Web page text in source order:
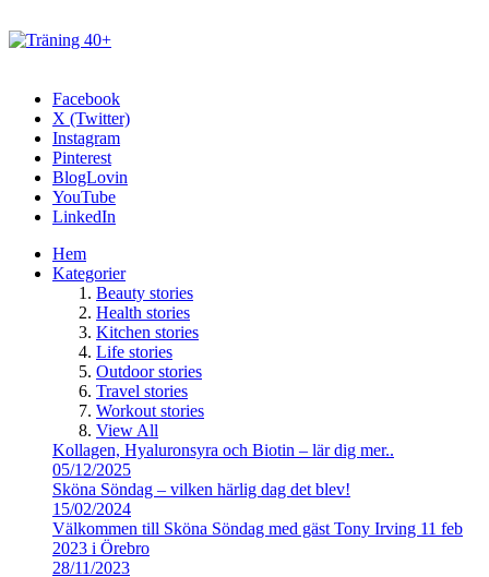
Facebook
X (Twitter)
Instagram
Pinterest
BlogLovin
YouTube
LinkedIn
Hem
Kategorier
Beauty stories
Health stories
Kitchen stories
Life stories
Outdoor stories
Travel stories
Workout stories
View All
Kollagen, Hyaluronsyra och Biotin – lär dig mer..
05/12/2025
Sköna Söndag – vilken härlig dag det blev!
15/02/2024
Välkommen till Sköna Söndag med gäst Tony Irving 11 feb
2023 i Örebro
28/11/2023